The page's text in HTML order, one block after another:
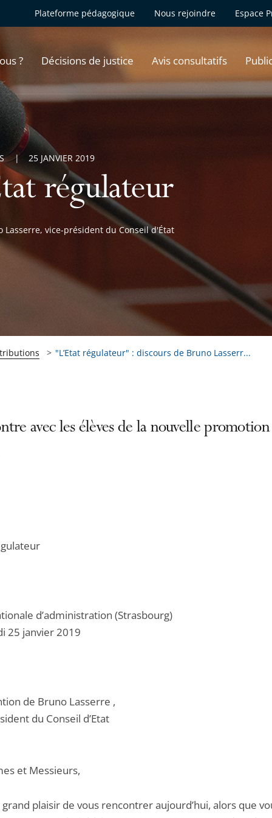
Plateforme pédagogique Nous rejoindre Espace
? Décisions de justice Avis consultatifs
régulateur
Lasserre, vice-président du Conseil d'État
25 JANVIER 2019
"L’Etat régulateur" : discours de Bruno Lasserr...
avec les élèves de la nouvelle
d’administration (Strasbourg)
25 janvier 2019
de Bruno Lasserre ,
du Conseil d’Etat
et Messieurs,
grand plaisir de vous rencontrer aujourd’hui, alors que